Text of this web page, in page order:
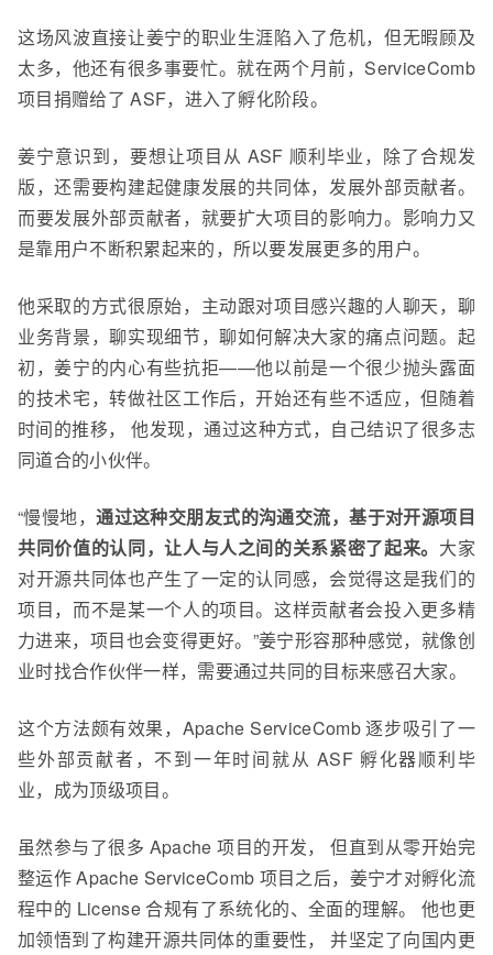
这场风波直接让姜宁的职业生涯陷入了危机，但无暇顾及
太多，他还有很多事要忙。就在两个月前，ServiceComb
项目捐赠给了 ASF，进入了孵化阶段。
姜宁意识到，要想让项目从 ASF 顺利毕业， 除了合规发
版，还需要构建起健康发展的共同体，发展外部贡献者。
而要发展外部贡献者，就要扩大项目的影响力。影响力又
是靠用户不断积累起来的，所以要发展更多的用户。
他采取的方式很原始，主动跟对项目感兴趣的人聊天， 聊
业务背景，聊实现细节，聊如何解决大家的痛点问题。起
初，姜宁的内心有些抗拒——他以前是一个很少抛头露面
的技术宅，转做社区工作后，开始还有些不适应，但随着
时间的推移，他发现，通过这种方式，自己结识了很多志
同道合的小伙伴。
“慢慢地，通过这种交朋友式的沟通交流，基于对开源项目
共同价值的认同，让人与人之间的关系紧密了起来。 大家
对开源共同体也产生了一定的认同感，会觉得这是我们的
项目，而不是某一个人的项目。这样贡献者会投入更多精
力进来，项目也会变得更好。”姜宁形容那种感觉，就像创
业时找合作伙伴一样，需要通过共同的目标来感召大家。
这个方法颇有效果， ApacheServiceComb逐步吸引了一
些外部贡献者，不到一年时间就从ASF 孵化器顺利毕
业，成为顶级项目。
虽然参与了很多 Apache 项目的开发，但直到从零开始完
整运作Apache ServiceComb 项目之后，姜宁才对孵化流
程中的 License 合规有了系统化的、全面的理解。
他也更
加领悟到了构建开源共同体的重要性， 并坚定了向国内更